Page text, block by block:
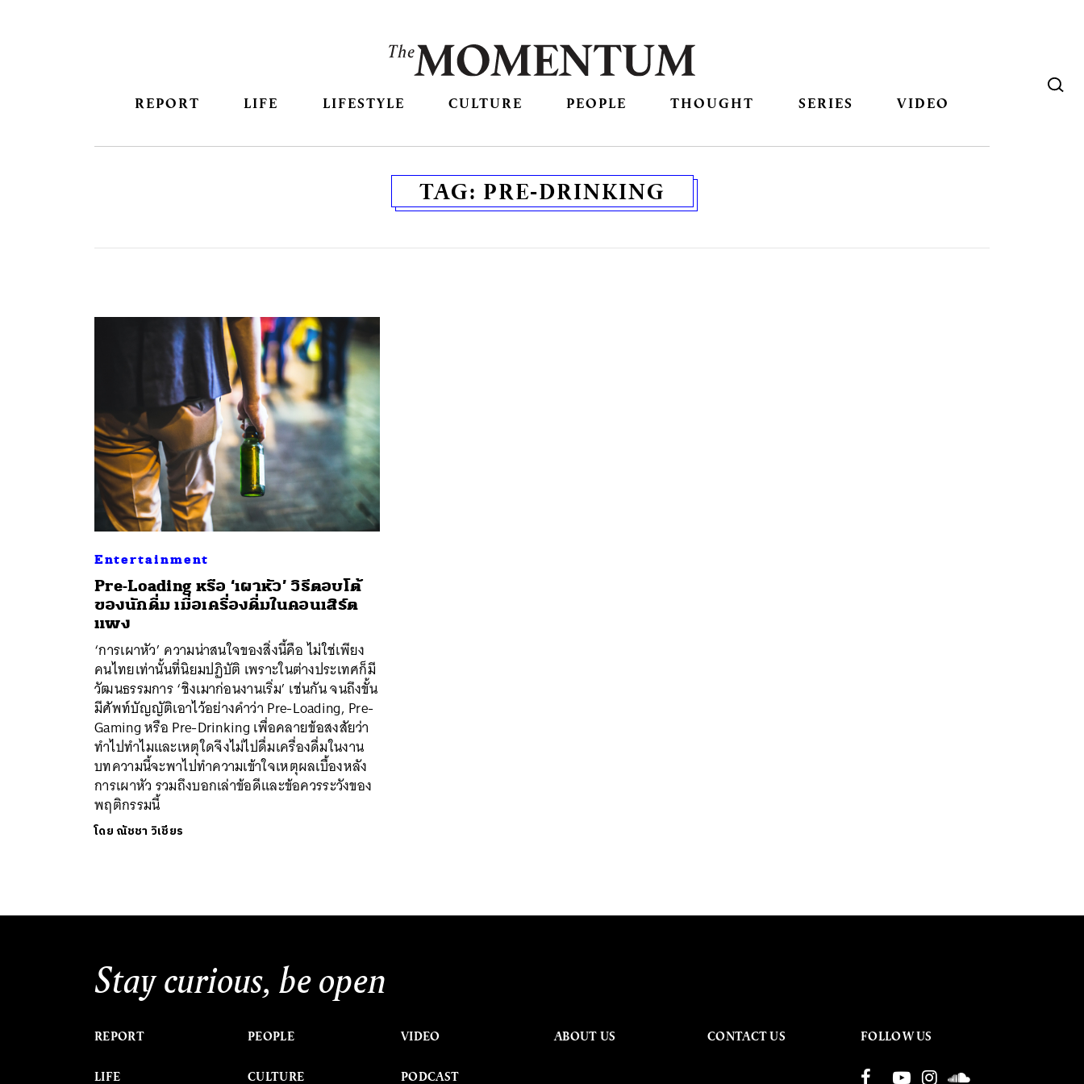
REPORT LIFE LIFESTYLE CULTURE PEOPLE THOUGHT SERIES VIDEO
TAG: PRE-DRINKING
Entertainment
Pre-Loading หรือ ‘เผาหัว’ วิธีตอบโต้
ของนักดื่ม เมื่อเครื่องดื่มในคอนเสิร์ต
แพง
‘การเผาหัว’ ความน่าสนใจของสิ่งนี้คือ ไม่ใช่เพียง
คนไทยเท่านั้นที่นิยมปฏิบัติ เพราะในต่างประเทศก็มี
วัฒนธรรมการ ‘ชิงเมาก่อนงานเริ่ม’ เช่นกัน จนถึงขั้น
มีศัพท์บัญญัติเอาไว้อย่างคำว่า Pre-Loading, Pre-
Gaming หรือ Pre-Drinking เพื่อคลายข้อสงสัยว่า
ทำไปทำไมและเหตุใดจึงไม่ไปดื่มเครื่องดื่มในงาน
บทความนี้จะพาไปทำความเข้าใจเหตุผลเบื้องหลัง
การเผาหัว รวมถึงบอกเล่าข้อดีและข้อควรระวังของ
พฤติกรรมนี้
โดย ณัชชา วิเชียร
Stay curious, be open
REPORT
LIFE
PEOPLE
CULTURE
VIDEO
PODCAST
ABOUT US CONTACT US FOLLOW US
ค้นหา